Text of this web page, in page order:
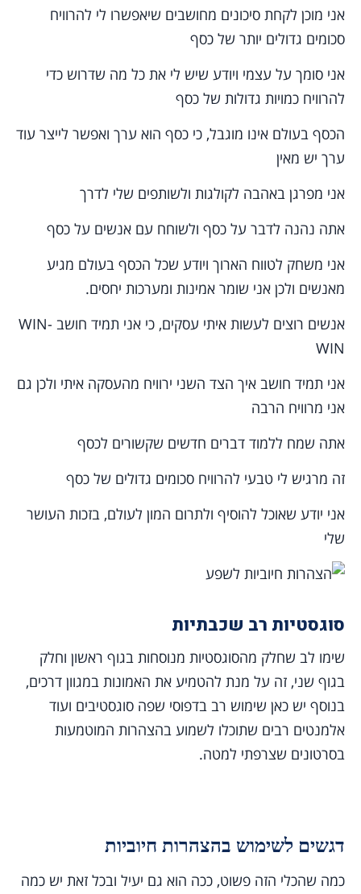
אני מוכן לקחת סיכונים מחושבים שיאפשרו לי להרוויח
סכומים גדולים יותר של כסף
אני סומך על עצמי ויודע שיש לי את כל מה שדרוש כדי
להרוויח כמויות גדולות של כסף
הכסף בעולם אינו מוגבל, כי כסף הוא ערך ואפשר לייצר עוד
ערך יש מאין
אני מפרגן באהבה לקולגות ולשותפים שלי לדרך
אתה נהנה לדבר על כסף ולשוחח עם אנשים על כסף
אני משחק לטווח הארוך ויודע שכל הכסף בעולם מגיע
מאנשים ולכן אני שומר אמינות ומערכות יחסים.
אנשים רוצים לעשות איתי עסקים, כי אני תמיד חושב WIN-
WIN
אני תמיד חושב איך הצד השני ירוויח מהעסקה איתי ולכן גם
אני מרוויח הרבה
אתה שמח ללמוד דברים חדשים שקשורים לכסף
זה מרגיש לי טבעי להרוויח סכומים גדולים של כסף
אני יודע שאוכל להוסיף ולתרום המון לעולם, בזכות העושר
שלי
סוגסטיות רב שכבתיות
שימו לב שחלק מהסוגסטיות מנוסחות בגוף ראשון וחלק
בגוף שני, זה על מנת להטמיע את האמונות במגוון דרכים,
בנוסף יש כאן שימוש רב בדפוסי שפה סוגסטיבים ועוד
אלמנטים רבים שתוכלו לשמוע בהצהרות המוטמעות
בסרטונים שצרפתי למטה.
דגשים לשימוש בהצהרות חיוביות
כמה שהכלי הזה פשוט, ככה הוא גם יעיל ובכל זאת יש כמה